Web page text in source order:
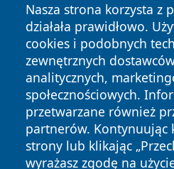
Nasza strona korzysta z
działała prawidłowo.
cookies i podobnych
zewnętrznych
analitycznych,
społecznościowych.
przetwarzane również
partnerów. Kontynuując
strony lub klikając
wyrażasz zgodę na
Copyright © 2026 24piaseczno.pl
zastrzeżone.
News Autorzy
Polityka